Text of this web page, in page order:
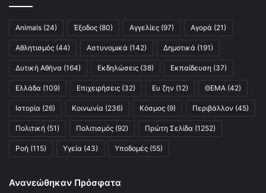
Animals (24) Έξοδος (80) Αγγελίες (97) Αγορά (21)
Αθλητισμός (44) Αστυνομικά (142) Δημοτικά (191)
Δυτική Αθήνα (164) Εκδηλώσεις (38) Εκπαίδευση (37)
Ελλάδα (109) Επιχειρήσεις (32) Ευ ζην (12) ΘΕΜΑ (42)
Ιστορία (26) Κοινωνία (236) Κόσμος (9) Περιβάλλον (45)
Πολιτική (51) Πολιτισμός (92) Πρώτη Σελίδα (1252)
Ροή (115) Υγεία (43) Υποδομές (55)
Ανανεώθηκαν Πρόσφατα